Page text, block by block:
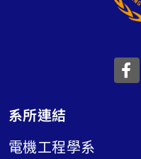
系所連結
電機工程學系